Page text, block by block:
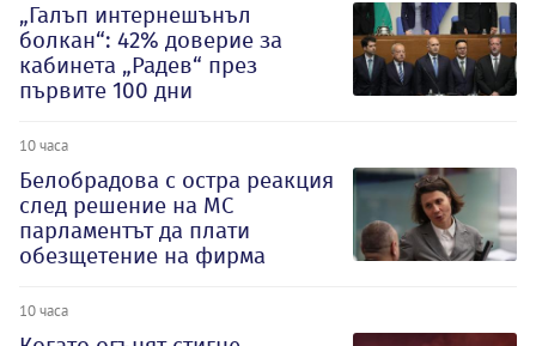
„Галъп интернешънъл
болкан“: 42% доверие за
кабинета „Радев“ през
първите 100 дни
10 часа
Белобрадова с остра реакция
след решение на МС
парламентът да плати
обезщетение на фирма
10 часа